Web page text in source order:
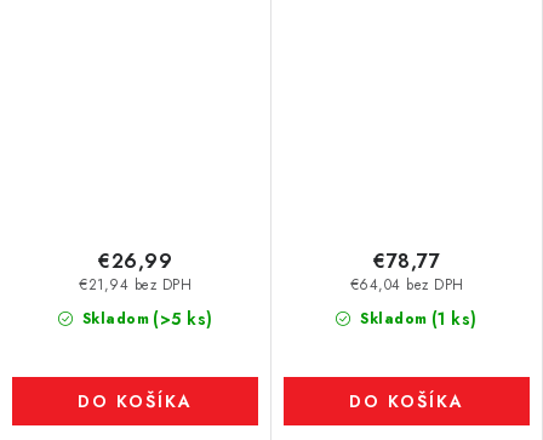
Skladom (>5 ks)
€21,94 bez DPH
€26,99
DO KOŠÍKA
Skladom (1 ks)
€64,04 bez DPH
€78,77
DO KOŠÍKA